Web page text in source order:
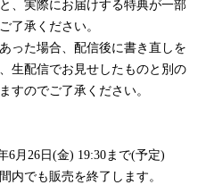
、実際にお届けする特典が一部
了承ください。
った場合、配信後に書き直しを
生配信でお見せしたものと別の
すのでご了承ください。
6月26日(金) 19:30まで(予定)
内でも販売を終了します。